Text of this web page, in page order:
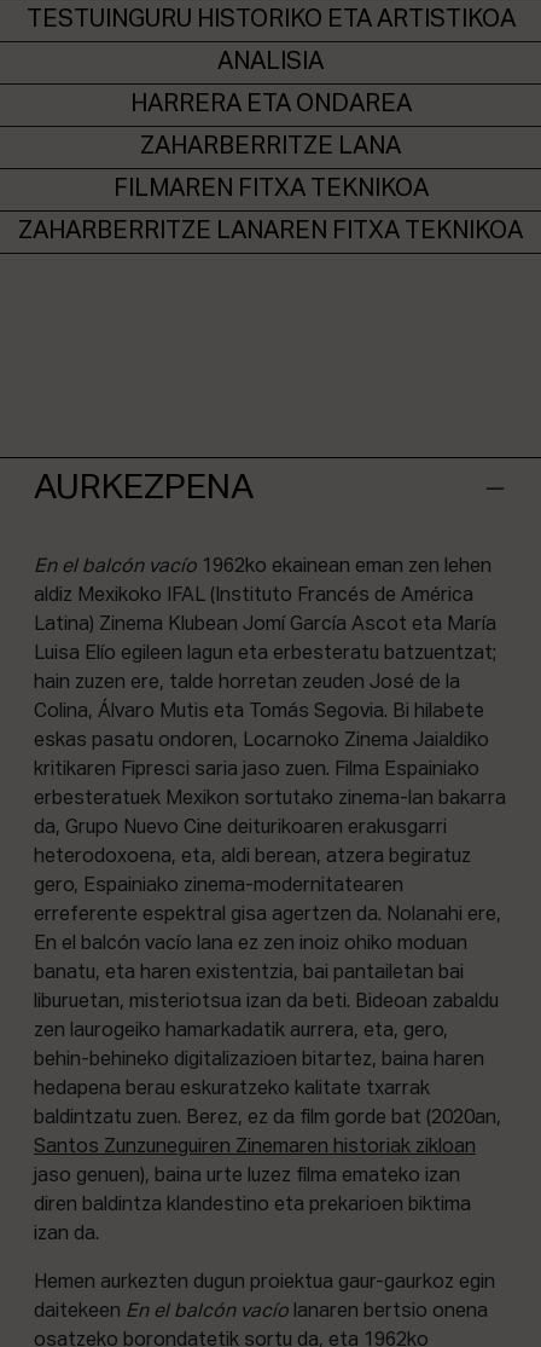
ALBISTEAK
Onarpena
Intranet
EUS ESP ENG
TESTUINGURU HISTORIKO ETA ARTISTIKOA
ANALISIA
HARRERA ETA ONDAREA
ZAHARBERRITZE LANA
FILMAREN FITXA TEKNIKOA
ZAHARBERRITZE LANAREN FITXA TEKNIKOA
AURKEZPENA
En el balcón vacío 1962ko ekainean eman zen lehen
aldiz Mexikoko IFAL (Instituto Francés de América
Latina) Zinema Klubean Jomí García Ascot eta María
Luisa Elío egileen lagun eta erbesteratu batzuentzat;
hain zuzen ere, talde horretan zeuden José de la
Colina, Álvaro Mutis eta Tomás Segovia. Bi hilabete
eskas pasatu ondoren, Locarnoko Zinema Jaialdiko
kritikaren Fipresci saria jaso zuen. Filma Espainiako
erbesteratuek Mexikon sortutako zinema-lan bakarra
da, Grupo Nuevo Cine deiturikoaren erakusgarri
heterodoxoena, eta, aldi berean, atzera begiratuz
gero, Espainiako zinema-modernitatearen
erreferente espektral gisa agertzen da. Nolanahi ere,
En el balcón vacío lana ez zen inoiz ohiko moduan
banatu, eta haren existentzia, bai pantailetan bai
liburuetan, misteriotsua izan da beti. Bideoan zabaldu
zen laurogeiko hamarkadatik aurrera, eta, gero,
behin-behineko digitalizazioen bitartez, baina haren
hedapena berau eskuratzeko kalitate txarrak
baldintzatu zuen. Berez, ez da film gorde bat (2020an,
Santos Zunzuneguiren Zinemaren historiak zikloan
jaso genuen), baina urte luzez filma emateko izan
diren baldintza klandestino eta prekarioen biktima
izan da.
Hemen aurkezten dugun proiektua gaur-gaurkoz egin
daitekeen En el balcón vacío lanaren bertsio onena
osatzeko borondatetik sortu da, eta 1962ko